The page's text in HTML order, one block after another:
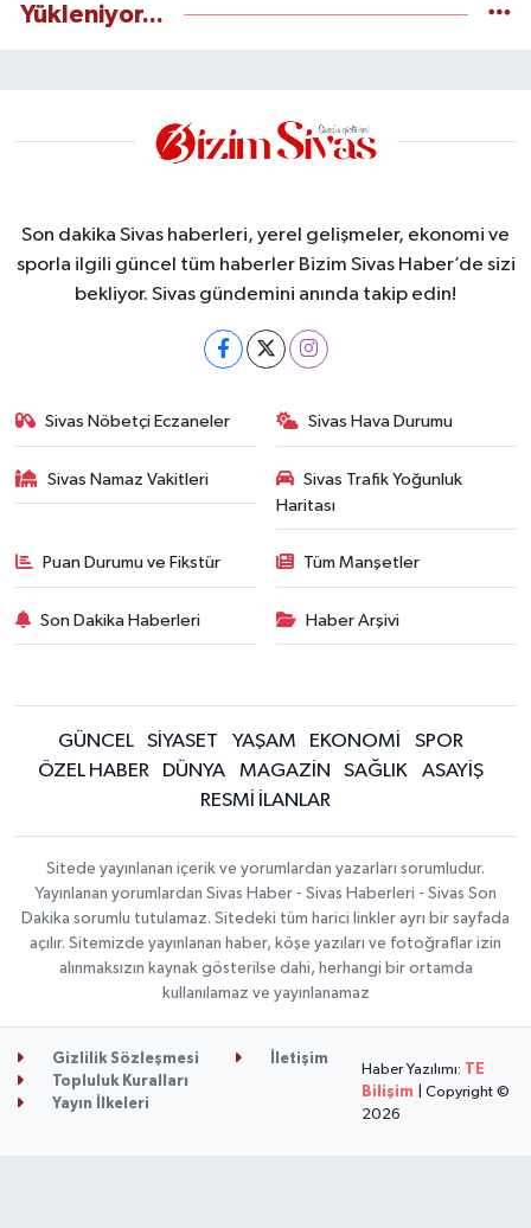
Yükleniyor...
Son dakika Sivas haberleri, yerel gelişmeler, ekonomi ve
sporla ilgili güncel tüm haberler Bizim Sivas Haber’de sizi
bekliyor. Sivas gündemini anında takip edin!
Sivas Nöbetçi Eczaneler Sivas Hava Durumu
Sivas Namaz Vakitleri
Sivas Trafik Yoğunluk
Haritası
Puan Durumu ve Fikstür Tüm Manşetler
Son Dakika Haberleri Haber Arşivi
GÜNCEL SİYASET YAŞAM EKONOMİ
SPOR
ÖZEL HABER
DÜNYA MAGAZİN SAĞLIK
ASAYİŞ
RESMİ İLANLAR
Sitede yayınlanan içerik ve yorumlardan yazarları sorumludur.
Yayınlanan yorumlardan Sivas Haber - Sivas Haberleri - Sivas Son
Dakika sorumlu tutulamaz. Sitedeki tüm harici linkler ayrı bir sayfada
açılır. Sitemizde yayınlanan haber, köşe yazıları ve fotoğraflar izin
alınmaksızın kaynak gösterilse dahi, herhangi bir ortamda
kullanılamaz ve yayınlanamaz
Gizlilik Sözleşmesi
İletişim
Topluluk Kuralları
Yayın İlkeleri
Haber Yazılımı: TE
Bilişim | Copyright ©
2026